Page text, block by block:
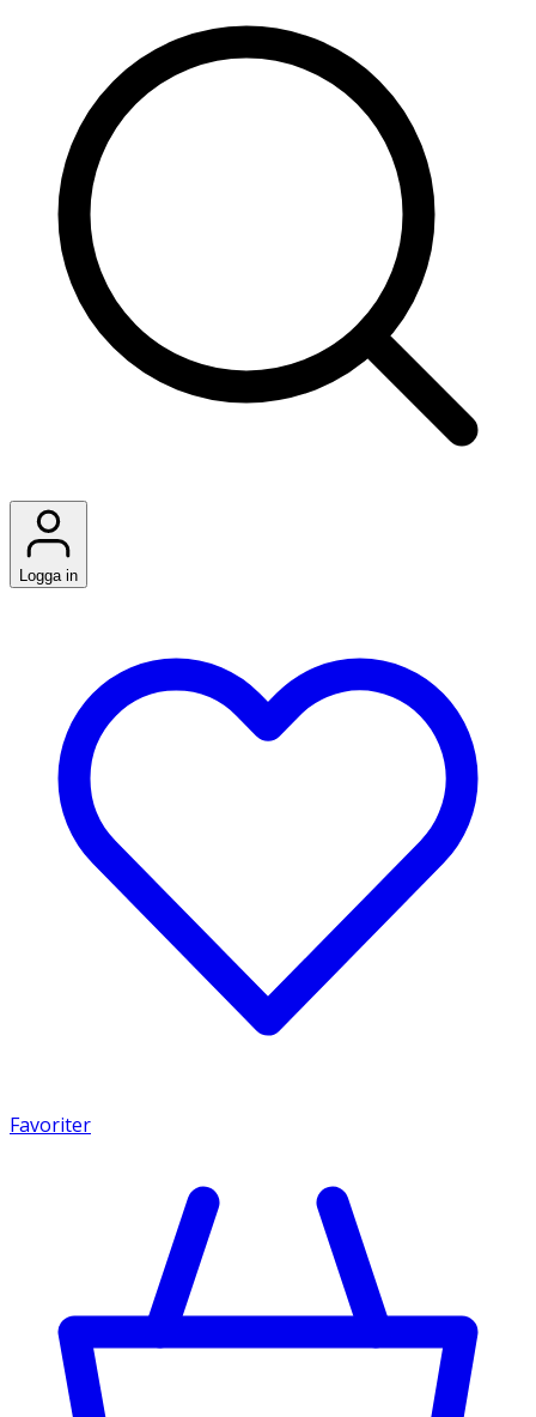
Logga in
Favoriter